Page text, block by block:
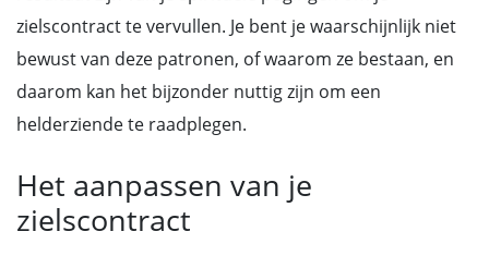
zielscontract te vervullen. Je bent je waarschijnlijk niet
bewust van deze patronen, of waarom ze bestaan, en
daarom kan het bijzonder nuttig zijn om een
helderziende te raadplegen.
Het aanpassen van je
zielscontract